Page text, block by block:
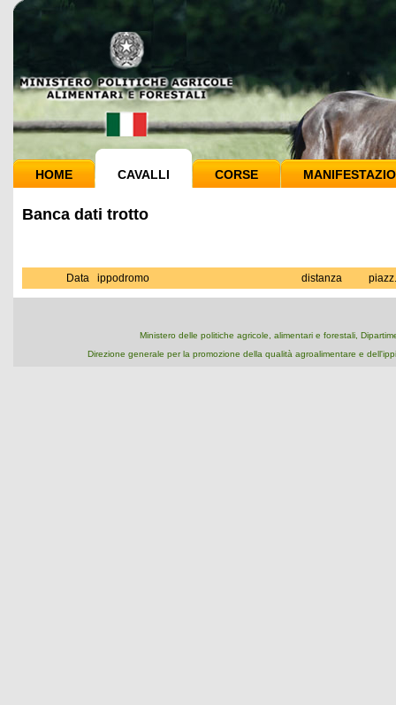
HOME CAVALLI CORSE
Banca dati trotto
Data ippodromo distanza piazz.
Ministero delle politiche agricole, alimentari e forestali,
Direzione generale per la promozione della qualità agroalimentare e